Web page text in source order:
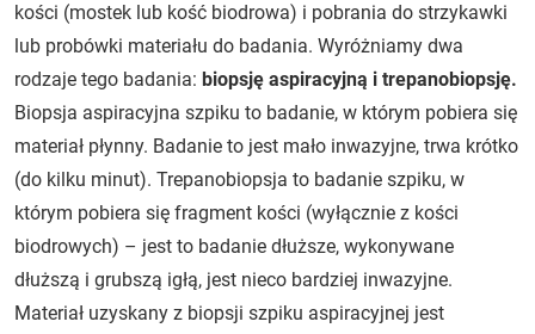
kości (mostek lub kość biodrowa) i pobrania do strzykawki
lub probówki materiału do badania. Wyróżniamy dwa
rodzaje tego badania: biopsję aspiracyjną i trepanobiopsję.
Biopsja aspiracyjna szpiku to badanie, w którym pobiera się
materiał płynny. Badanie to jest mało inwazyjne, trwa krótko
(do kilku minut). Trepanobiopsja to badanie szpiku, w
którym pobiera się fragment kości (wyłącznie z kości
biodrowych) – jest to badanie dłuższe, wykonywane
dłuższą i grubszą igłą, jest nieco bardziej inwazyjne.
Materiał uzyskany z biopsji szpiku aspiracyjnej jest